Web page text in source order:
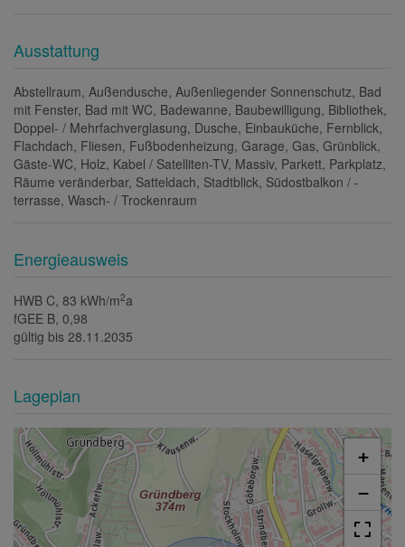
Ausstattung
Abstellraum Außendusche Außenliegender Sonnenschutz Bad
mit Fenster Bad mit WC Badewanne Baubewilligung Bibliothek
Doppel- / Mehrfachverglasung Dusche Einbauküche Fernblick
Flachdach Fliesen Fußbodenheizung Garage Gas Grünblick
Gäste-WC Holz Kabel / Satelliten-TV Massiv Parkett Parkplatz
Räume veränderbar Satteldach Stadtblick Südostbalkon / -
terrasse Wasch- / Trockenraum
Energieausweis
HWB C, 83 kWh/m2a
fGEE B, 0,98
gültig bis 28.11.2035
Lageplan
+
−